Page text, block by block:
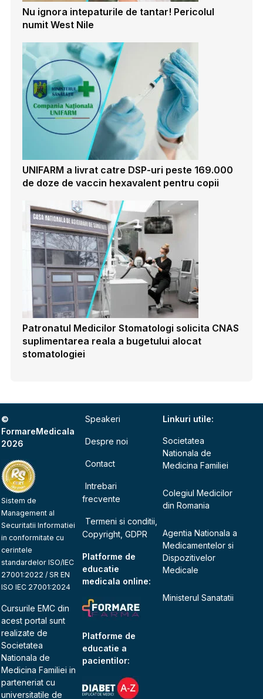
Nu ignora intepaturile de tantar! Pericolul
numit West Nile
UNIFARM a livrat catre DSP-uri peste 169.000
de doze de vaccin hexavalent pentru copii
Patronatul Medicilor Stomatologi solicita CNAS
suplimentarea reala a bugetului alocat
stomatologiei
©
FormareMedicala
2026
Sistem de
Management al
Securitatii Informatiei
in conformitate cu
cerintele
standardelor ISO/IEC
27001:2022 / SR EN
ISO IEC 27001:2024
Cursurile EMC din
acest portal sunt
realizate de
Societatea
Nationala de
Medicina Familiei in
parteneriat cu
universitatile de
Speakeri
Despre noi
Contact
Intrebari
frecvente
Termeni si conditii,
Copyright, GDPR
Platforme de
educatie
medicala online:
Platforme de
educatie a
pacientilor:
Linkuri utile:
Societatea
Nationala de
Medicina Familiei
Colegiul Medicilor
din Romania
Agentia Nationala a
Medicamentelor si
Dispozitivelor
Medicale
Ministerul Sanatatii